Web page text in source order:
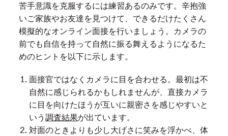
苦手意識を克服するには練習あるのみです。辛抱強
いご家族やお友達を見つけて、できるだけたくさん
模擬的なオンライン面接を行いましょう。カメラの
前でも自信を持って自然に振る舞えるようになるた
めのヒントを以下に示します。
面接官ではなくカメラに目を合わせる。最初は不
自然に感じられるかもしれませんが、直接カメラ
に目を向けたほうが互いに親密さを感じやすいと
いう調査結果が出ています。
対面のときよりも少し大げさに笑みを浮かべ、体